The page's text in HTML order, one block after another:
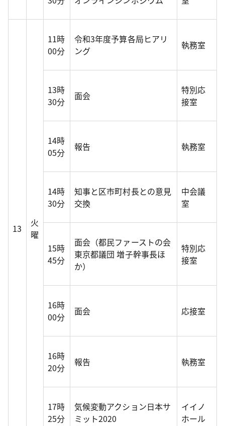
13
火
曜
11時
00分
令和3年度予算各局ヒアリ
ング
執務室
13時
30分
面会
特別応
接室
14時
05分
報告 執務室
14時
30分
知事と区市町村長との意見
交換
中会議
室
15時
45分
面会（都民ファーストの会
東京都議団 増子幹事長ほ
か）
特別応
接室
16時
00分
面会 応接室
16時
20分
報告 執務室
17時
25分
気候変動アクション日本サ
ミット2020
イイノ
ホール